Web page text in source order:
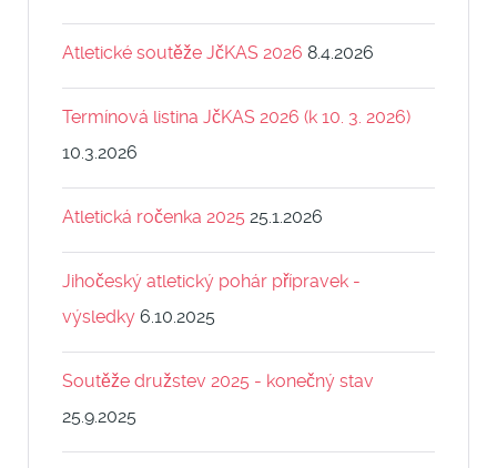
Atletické soutěže JčKAS 2026 8.4.2026
Termínová listina JčKAS 2026 (k 10. 3. 2026)
10.3.2026
Atletická ročenka 2025 25.1.2026
Jihočeský atletický pohár přípravek -
výsledky 6.10.2025
Soutěže družstev 2025 - konečný stav
25.9.2025